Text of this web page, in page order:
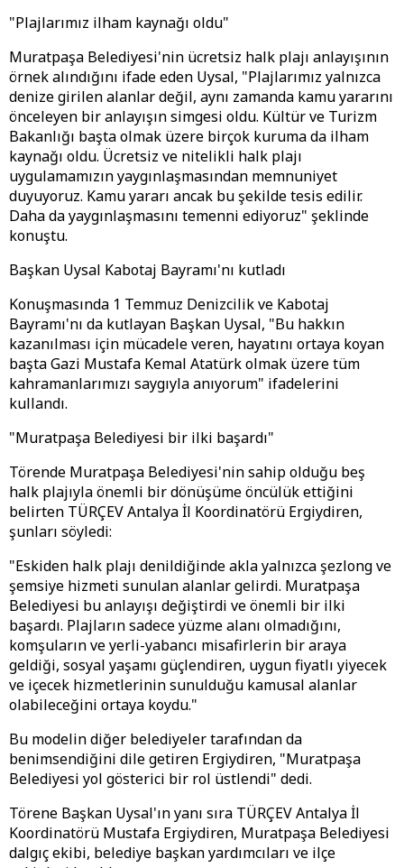
"Plajlarımız ilham kaynağı oldu"
Muratpaşa Belediyesi'nin ücretsiz halk plajı anlayışının
örnek alındığını ifade eden Uysal, "Plajlarımız yalnızca
denize girilen alanlar değil, aynı zamanda kamu yararını
önceleyen bir anlayışın simgesi oldu. Kültür ve Turizm
Bakanlığı başta olmak üzere birçok kuruma da ilham
kaynağı oldu. Ücretsiz ve nitelikli halk plajı
uygulamamızın yaygınlaşmasından memnuniyet
duyuyoruz. Kamu yararı ancak bu şekilde tesis edilir.
Daha da yaygınlaşmasını temenni ediyoruz" şeklinde
konuştu.
Başkan Uysal Kabotaj Bayramı'nı kutladı
Konuşmasında 1 Temmuz Denizcilik ve Kabotaj
Bayramı'nı da kutlayan Başkan Uysal, "Bu hakkın
kazanılması için mücadele veren, hayatını ortaya koyan
başta Gazi Mustafa Kemal Atatürk olmak üzere tüm
kahramanlarımızı saygıyla anıyorum" ifadelerini
kullandı.
"Muratpaşa Belediyesi bir ilki başardı"
Törende Muratpaşa Belediyesi'nin sahip olduğu beş
halk plajıyla önemli bir dönüşüme öncülük ettiğini
belirten TÜRÇEV Antalya İl Koordinatörü Ergiydiren,
şunları söyledi:
"Eskiden halk plajı denildiğinde akla yalnızca şezlong ve
şemsiye hizmeti sunulan alanlar gelirdi. Muratpaşa
Belediyesi bu anlayışı değiştirdi ve önemli bir ilki
başardı. Plajların sadece yüzme alanı olmadığını,
komşuların ve yerli-yabancı misafirlerin bir araya
geldiği, sosyal yaşamı güçlendiren, uygun fiyatlı yiyecek
ve içecek hizmetlerinin sunulduğu kamusal alanlar
olabileceğini ortaya koydu."
Bu modelin diğer belediyeler tarafından da
benimsendiğini dile getiren Ergiydiren, "Muratpaşa
Belediyesi yol gösterici bir rol üstlendi" dedi.
Törene Başkan Uysal'ın yanı sıra TÜRÇEV Antalya İl
Koordinatörü Mustafa Ergiydiren, Muratpaşa Belediyesi
dalgıç ekibi, belediye başkan yardımcıları ve ilçe